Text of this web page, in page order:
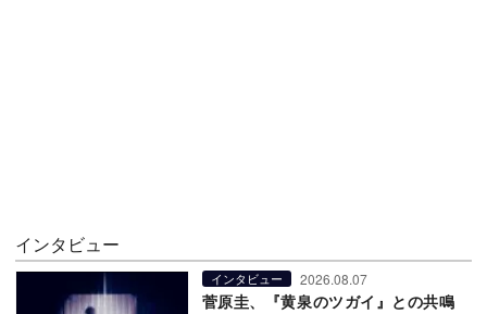
インタビュー
インタビュー 2026.08.07
菅原圭、『黄泉のツガイ』との共鳴